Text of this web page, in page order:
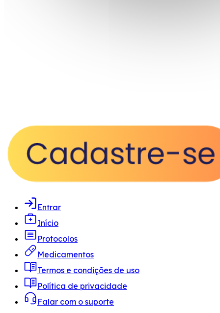
Entrar
Início
Protocolos
Medicamentos
Termos e condições de uso
Política de privacidade
Falar com o suporte